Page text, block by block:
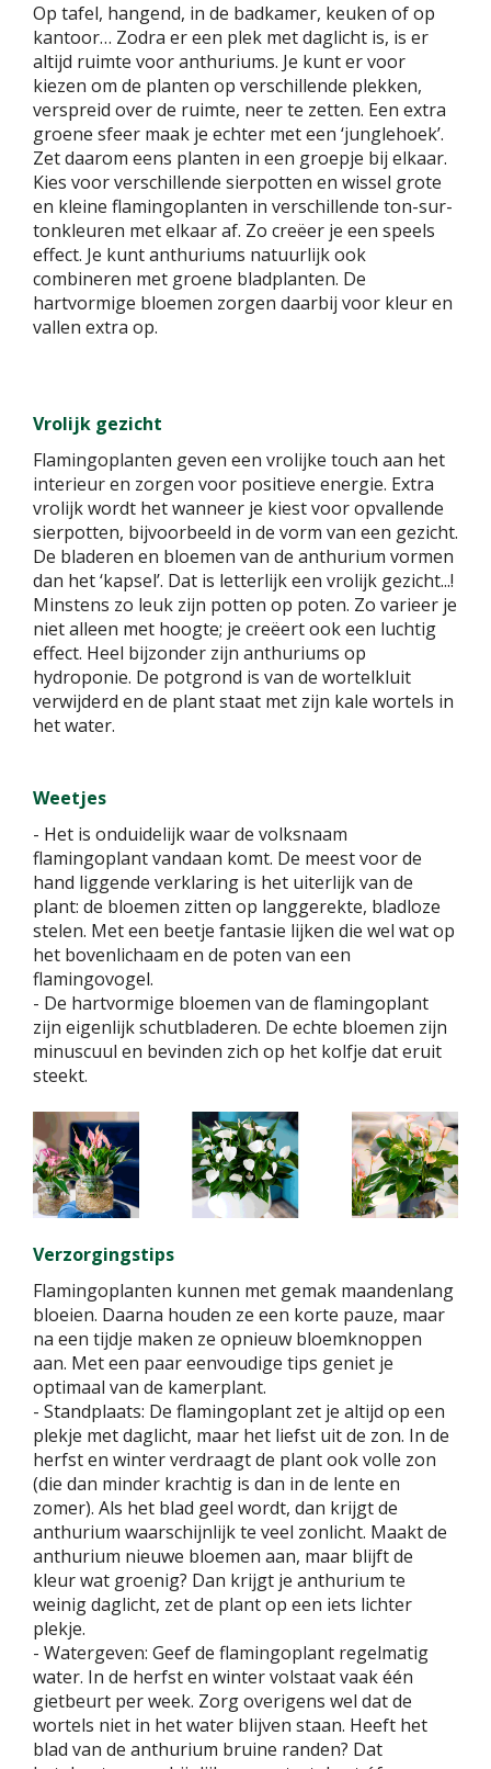
Op tafel, hangend, in de badkamer, keuken of op
kantoor… Zodra er een plek met daglicht is, is er
altijd ruimte voor anthuriums. Je kunt er voor
kiezen om de planten op verschillende plekken,
verspreid over de ruimte, neer te zetten. Een extra
groene sfeer maak je echter met een ‘junglehoek’.
Zet daarom eens planten in een groepje bij elkaar.
Kies voor verschillende sierpotten en wissel grote
en kleine flamingoplanten in verschillende ton-sur-
tonkleuren met elkaar af. Zo creëer je een speels
effect. Je kunt anthuriums natuurlijk ook
combineren met groene bladplanten. De
hartvormige bloemen zorgen daarbij voor kleur en
vallen extra op.
Vrolijk gezicht
Flamingoplanten geven een vrolijke touch aan het
interieur en zorgen voor positieve energie. Extra
vrolijk wordt het wanneer je kiest voor opvallende
sierpotten, bijvoorbeeld in de vorm van een gezicht.
De bladeren en bloemen van de anthurium vormen
dan het ‘kapsel’. Dat is letterlijk een vrolijk gezicht...!
Minstens zo leuk zijn potten op poten. Zo varieer je
niet alleen met hoogte; je creëert ook een luchtig
effect. Heel bijzonder zijn anthuriums op
hydroponie. De potgrond is van de wortelkluit
verwijderd en de plant staat met zijn kale wortels in
het water.
Weetjes
- Het is onduidelijk waar de volksnaam
flamingoplant vandaan komt. De meest voor de
hand liggende verklaring is het uiterlijk van de
plant: de bloemen zitten op langgerekte, bladloze
stelen. Met een beetje fantasie lijken die wel wat op
het bovenlichaam en de poten van een
flamingovogel.
- De hartvormige bloemen van de flamingoplant
zijn eigenlijk schutbladeren. De echte bloemen zijn
minuscuul en bevinden zich op het kolfje dat eruit
steekt.
Verzorgingstips
Flamingoplanten kunnen met gemak maandenlang
bloeien. Daarna houden ze een korte pauze, maar
na een tijdje maken ze opnieuw bloemknoppen
aan. Met een paar eenvoudige tips geniet je
optimaal van de kamerplant.
- Standplaats: De flamingoplant zet je altijd op een
plekje met daglicht, maar het liefst uit de zon. In de
herfst en winter verdraagt de plant ook volle zon
(die dan minder krachtig is dan in de lente en
zomer). Als het blad geel wordt, dan krijgt de
anthurium waarschijnlijk te veel zonlicht. Maakt de
anthurium nieuwe bloemen aan, maar blijft de
kleur wat groenig? Dan krijgt je anthurium te
weinig daglicht, zet de plant op een iets lichter
plekje.
- Watergeven: Geef de flamingoplant regelmatig
water. In de herfst en winter volstaat vaak één
gietbeurt per week. Zorg overigens wel dat de
wortels niet in het water blijven staan. Heeft het
blad van de anthurium bruine randen? Dat